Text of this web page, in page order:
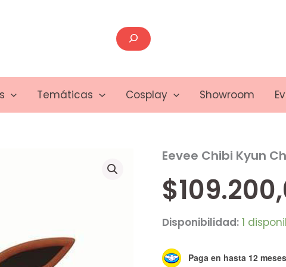
Temáticas Cosplay Showroom
Eevee Chibi Kyun
$
Disponibilidad: 1
Paga en hasta 12 meses
Eevee
Kyun
Chara
cantidad